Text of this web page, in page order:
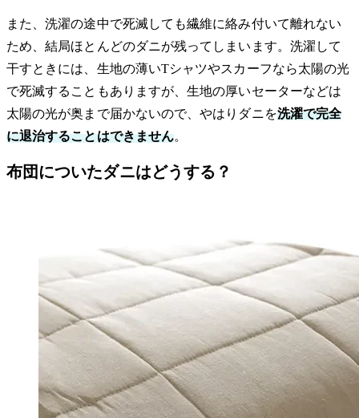
また、洗濯の途中で死滅しても繊維に絡み付いて離れない
ため、結局ほとんどのダニが残ってしまいます。洗濯して
干すときには、生地の薄いTシャツやスカーフなら太陽の光
で死滅することもありますが、生地の厚いセーターなどは
太陽の光が奥まで届かないので、やはりダニを洗濯で完全
に退治することはできません。
布団についたダニはどうする？